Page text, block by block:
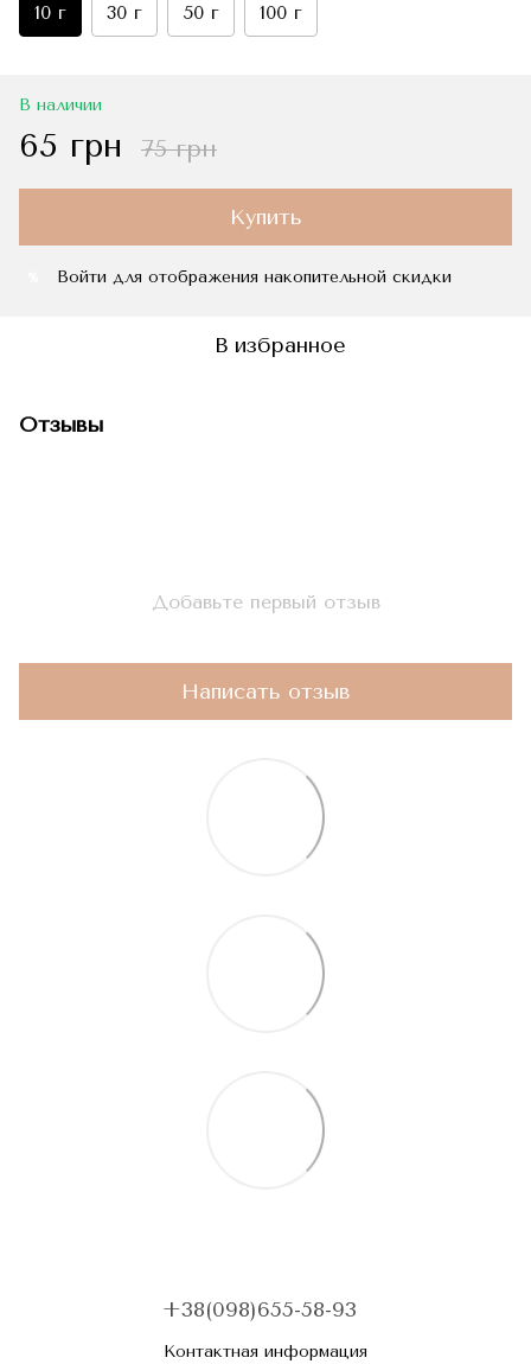
10 г 30 г 50 г 100 г
В наличии
65 грн 75 грн
Купить
Войти для отображения накопительной скидки
В избранное
Отзывы
Добавьте первый отзыв
Написать отзыв
+38(098)655-58-93
Контактная информация